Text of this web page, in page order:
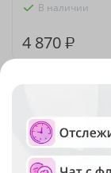
В наличии
4 870 ₽